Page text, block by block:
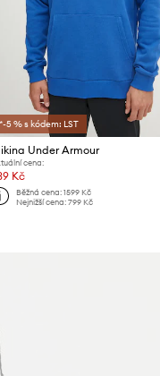
*-5 % s kódem: LST
Under Armour
cena:
Kč
Běžná cena: 1599 Kč
Nejnižší cena: 799 Kč